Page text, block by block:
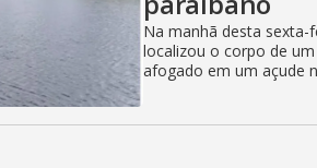
Na manhã desta
localizou o corpo de
afogado em um açude